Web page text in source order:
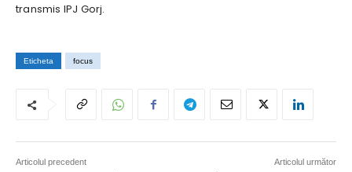
transmis IPJ Gorj.
Eticheta focus
Articolul precedent Articolul următor